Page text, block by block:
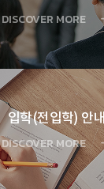
DISCOVER MORE
입학(전입학) 안내
DISCOVER MORE